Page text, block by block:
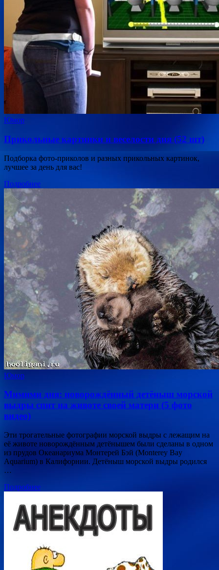
Юмор
Прикольные картинки и веселости дня (52 шт)
Подборка фото-приколов и разных прикольных картинок,
лучшее за день для вас!
Подробнее
Юмор
Мимими дня: новорождённый детёныш морской
выдры спит на животе своей матери (5 фото
видео)
Эти трогательные фотографии морской выдры с лежащим на
её животе новорождённым детёнышем были сделаны в одном
из прудов Океанариума Монтерей Бэй (Monterey Bay
Aquarium) в Калифорнии. Детёныш морской выдры родился
…
Подробнее